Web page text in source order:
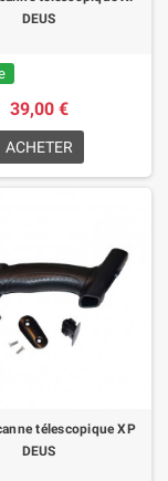
DEUS
39,00 €
ACHETER
télescopique XP
DEUS